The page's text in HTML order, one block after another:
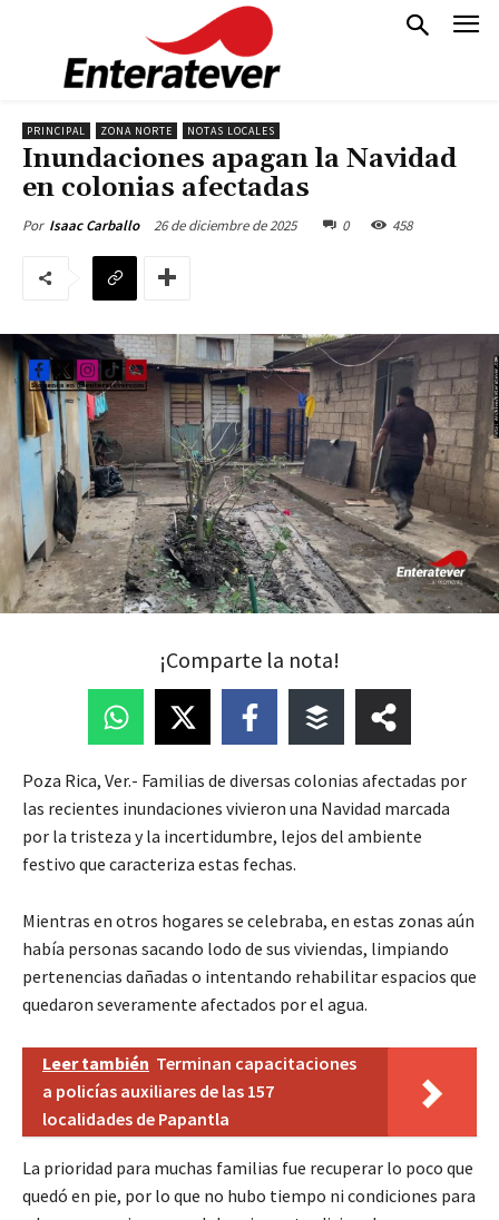
PRINCIPAL ZONA NORTE NOTAS LOCALES
Inundaciones apagan la Navidad
en colonias afectadas
Por Isaac Carballo 26 de diciembre de 2025 0 458
¡Comparte la nota!
Poza Rica, Ver.- Familias de diversas colonias afectadas por
las recientes inundaciones vivieron una Navidad marcada
por la tristeza y la incertidumbre, lejos del ambiente
festivo que caracteriza estas fechas.
Mientras en otros hogares se celebraba, en estas zonas aún
había personas sacando lodo de sus viviendas, limpiando
pertenencias dañadas o intentando rehabilitar espacios que
quedaron severamente afectados por el agua.
Leer también Terminan capacitaciones
a policías auxiliares de las 157
localidades de Papantla
La prioridad para muchas familias fue recuperar lo poco que
quedó en pie, por lo que no hubo tiempo ni condiciones para